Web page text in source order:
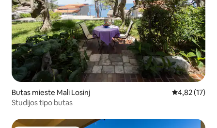
Butas mieste Mali Losinj Vidutinis
4,82 (17)
Studijos tipo butas